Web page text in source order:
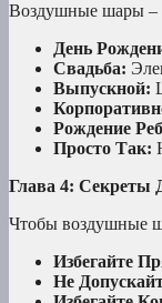
Воздушные шары –
День
Свадьба:
Выпускной:
Рождение
Просто Так:
Глава 4: Секреты
Чтобы воздушные
Избегайте
Не